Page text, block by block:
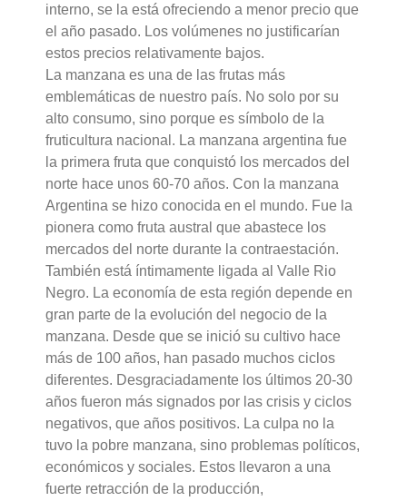
interno, se la está ofreciendo a menor precio que
el año pasado. Los volúmenes no justificarían
estos precios relativamente bajos.
La manzana es una de las frutas más
emblemáticas de nuestro país. No solo por su
alto consumo, sino porque es símbolo de la
fruticultura nacional. La manzana argentina fue
la primera fruta que conquistó los mercados del
norte hace unos 60-70 años. Con la manzana
Argentina se hizo conocida en el mundo. Fue la
pionera como fruta austral que abastece los
mercados del norte durante la contraestación.
También está íntimamente ligada al Valle Rio
Negro. La economía de esta región depende en
gran parte de la evolución del negocio de la
manzana. Desde que se inició su cultivo hace
más de 100 años, han pasado muchos ciclos
diferentes. Desgraciadamente los últimos 20-30
años fueron más signados por las crisis y ciclos
negativos, que años positivos. La culpa no la
tuvo la pobre manzana, sino problemas políticos,
económicos y sociales. Estos llevaron a una
fuerte retracción de la producción,